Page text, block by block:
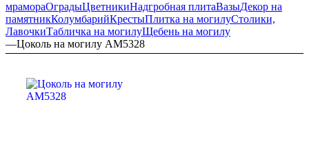
мрамораОградыЦветникиНадгробная плитаВазыДекор на
памятникКолумбарийКрестыПлитка на могилуСтолики,
ЛавочкиТабличка на могилуЩебень на могилу
—Цоколь на могилу AM5328